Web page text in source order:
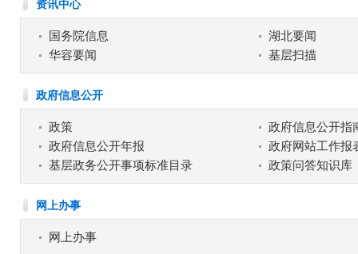
资讯中心
国务院信息
湖北要闻
华容要闻
基层扫描
政府信息公开
政策
政府信息公开指
政府信息公开年报
政府网站工作报
基层政务公开事项标准目录
政策问答知识库
网上办事
网上办事